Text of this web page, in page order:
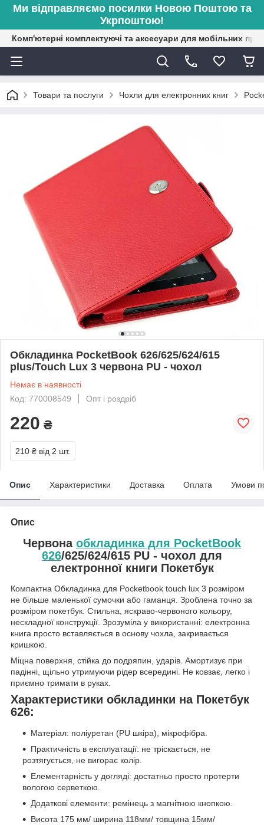
Ми відправляємо посилки Новою Поштою та
Укрпоштою!
Комп'ютерні комплектуючі та аксесуари для мобільних
Товари та послуги Чохли для електронних книг
Обкладинка PocketBook 626/625/624/615
plus/Touch Lux 3 червона PU - чохол
Немає в наявності
Код: 770008549
Опт і роздріб
220 ₴
210 ₴ від 2 шт.
Опис Характеристики Доставка Оплата Умови
Опис
Червона обкладинка для PocketBook
626/625/624/615 PU - чохол для
електронної книги Покетбук
Компактна Обкладинка для Pocketbook touch lux 3 розміром
не більше маленької сумочки або гаманця. Зроблена точно за
розміром покетбук. Стильна, яскраво-червоного кольору,
нескладної конструкції. Зрозуміла у використанні: електронна
книга просто вставляється в основу чохла, закривається
кришкою.
Міцна поверхня, стійка до подряпин, ударів. Амортизує при
падінні, щільно утримуючи рідер всередині. Не ковзає, легко і
приємно тримати в руках.
Характеристики обкладинки на Покетбук
626:
Матеріал: поліуретан (PU шкіра), мікрофібра.
Практичність в експлуатації: не тріскається, не
розтягується, не вигорає колір.
Елементарність у догляді: достатньо просто протерти
вологою серветкою.
Додаткові елементи: ремінець з магнітною кнопкою.
Висота 175 мм/ ширина 118мм/ товщина 15мм/